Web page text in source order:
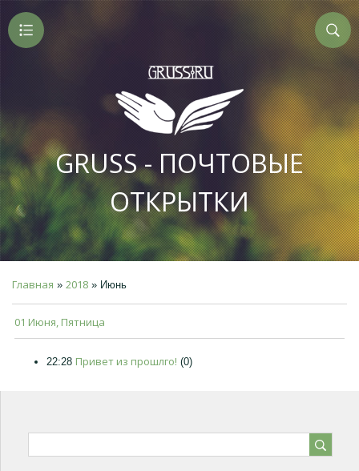
GRUSS - ПОЧТОВЫЕ
ОТКРЫТКИ
Главная » 2018 » Июнь
01 Июня, Пятница
22:28 Привет из прошлго! (0)